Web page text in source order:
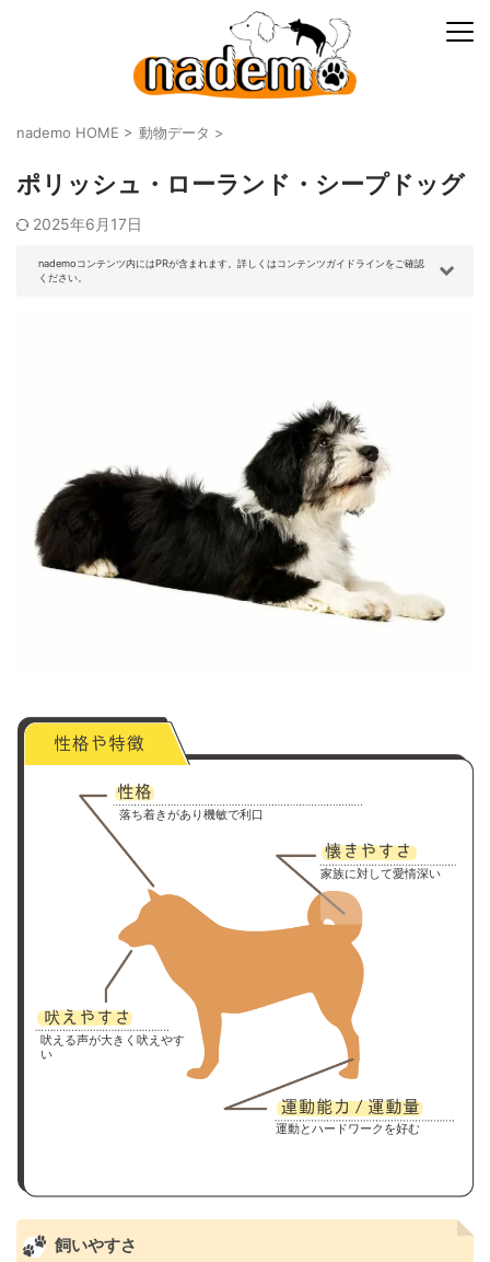
nademo HOME > 動物データ >
ポリッシュ・ローランド・シープドッグ
2025年6月17日
nademoコンテンツ内にはPRが含まれます。詳しくはコンテンツガイドラインをご確認
ください。
落ち着きがあり機敏で利口
家族に対して愛情深い
吠える声が大きく吠えやす
い
運動とハードワークを好む
飼いやすさ